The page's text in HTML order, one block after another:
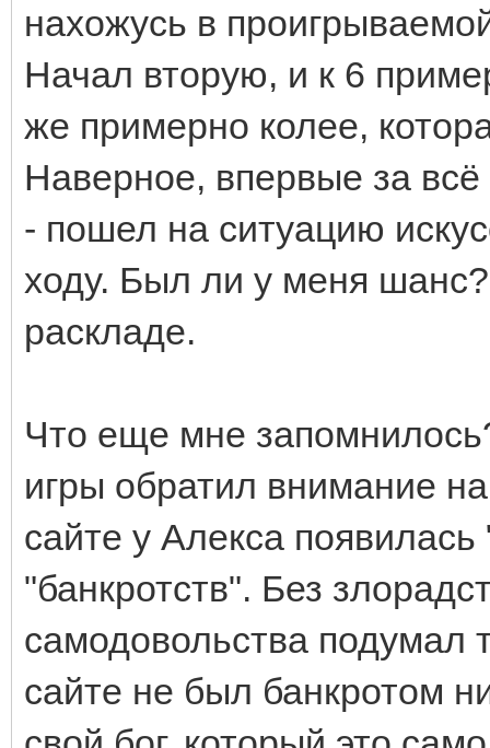
нахожусь в
Начал вторую, и к 6
же примерно колее,
Наверное, впервые за
- пошел на ситуацию
ходу. Был ли у меня
раскладе.
Что еще мне
игры обратил внимание
сайте у Алекса
"банкротств". Без
самодовольства подумал
сайте не был банкротом